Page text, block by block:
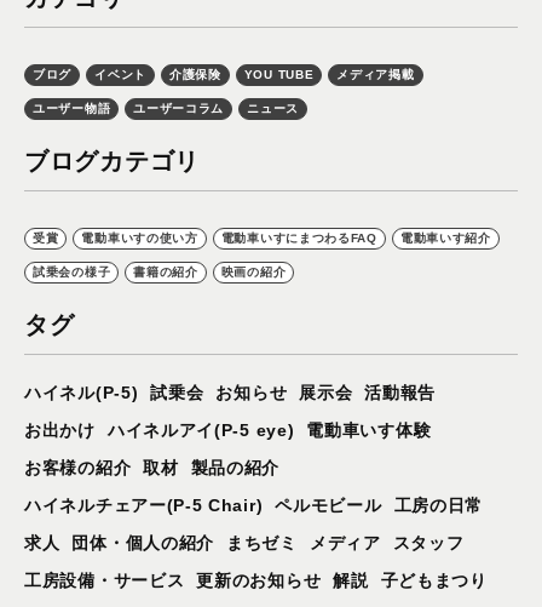
ブログ イベント 介護保険 YOU TUBE メディア掲載
ユーザー物語 ユーザーコラム ニュース
ブログカテゴリ
受賞 電動車いすの使い方 電動車いすにまつわるFAQ 電動車いす紹介
試乗会の様子 書籍の紹介 映画の紹介
タグ
ハイネル(P-5) 試乗会 お知らせ 展示会
活動報告
お出かけ
ハイネルアイ(P-5 eye)
電動車いす体験
お客様の紹介
取材
製品の紹介
ハイネルチェアー(P-5 Chair)
ペルモビール
工房の日常
求人
団体・個人の紹介 まちゼミ メディア
スタッフ
工房設備・サービス
更新のお知らせ 解説
子どもまつり